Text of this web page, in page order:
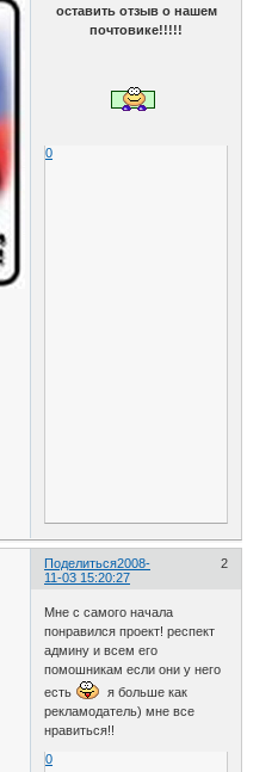
оставить отзыв о нашем
почтовике!!!!!
0
Поделиться 2
2008-
11-03 15:20:27
Мне с самого начала
понравился проект! респект
админу и всем его
помошникам если они у него
есть
я больше как
рекламодатель) мне все
нравиться!!
0